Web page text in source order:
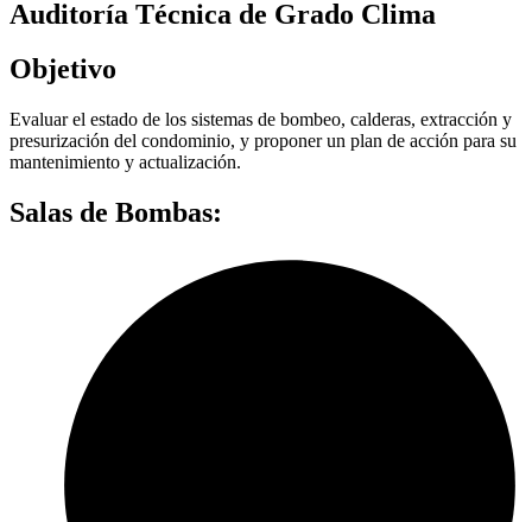
Auditoría Técnica de Grado Clima
Objetivo
Evaluar el estado de los sistemas de bombeo, calderas, extracción y
presurización del condominio, y proponer un plan de acción para su
mantenimiento y actualización.
Salas de Bombas: